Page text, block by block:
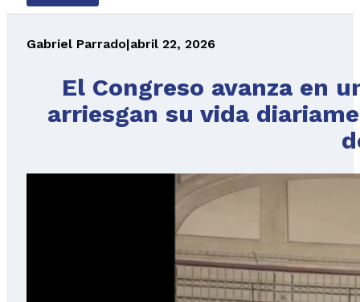
Gabriel Parrado|abril 22, 2026
El Congreso avanza en
arriesgan su vida